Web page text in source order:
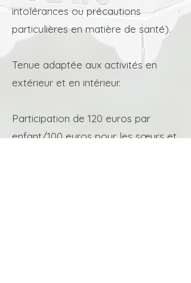
intolérances ou précautions
particulières en matière de santé).
Tenue adaptée aux activités en
extérieur et en intérieur.
Participation de 120 euros par
enfant/100 euros pour les sœurs et